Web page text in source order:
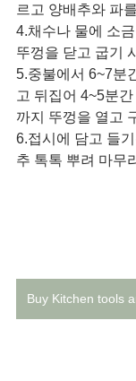
르고 양배추와 파
4.채수나 물에 소
뚜껑을 닫고 굽기
5.중불에서 6~7분
고 뒤집어 4~5분
까지 뚜껑을 열고
6.접시에 담고 들
추 톡톡 뿌려 마무